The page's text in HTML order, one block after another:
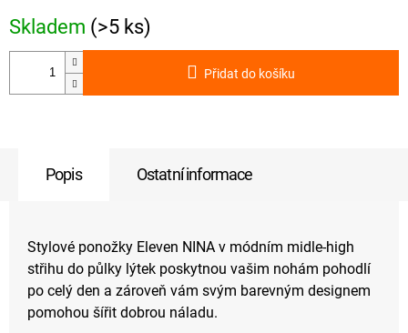
Skladem (>5 ks)
Přidat do košíku
Popis Ostatní informace
Stylové ponožky Eleven NINA v módním midle-high
střihu do půlky lýtek poskytnou vašim nohám pohodlí
po celý den a zároveň vám svým barevným designem
pomohou šířit dobrou náladu.